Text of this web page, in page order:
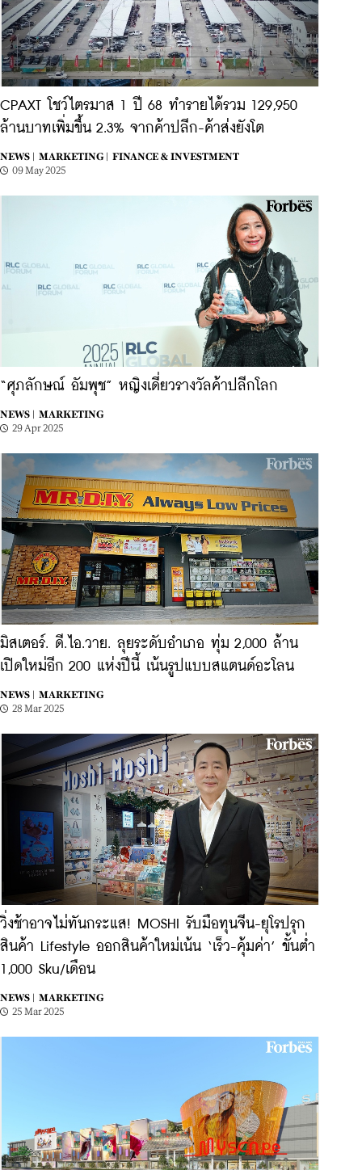
CPAXT โชว์ไตรมาส 1 ปี 68 ทำรายได้รวม 129,950
ล้านบาทเพิ่มขึ้น 2.3% จากค้าปลีก-ค้าส่งยังโต
NEWS | MARKETING |
FINANCE & INVESTMENT
09 May 2025
“ศุภลักษณ์ อัมพุช” หญิงเดี่ยวรางวัลค้าปลีกโลก
NEWS |
MARKETING
29 Apr 2025
มิสเตอร์. ดี.ไอ.วาย. ลุยระดับอำเภอ ทุ่ม 2,000 ล้าน
เปิดใหม่อีก 200 แห่งปีนี้ เน้นรูปแบบสแตนด์อะโลน
NEWS |
MARKETING
28 Mar 2025
วิ่งช้าอาจไม่ทันกระแส! MOSHI รับมือทุนจีน-ยุโรปรุก
สินค้า Lifestyle ออกสินค้าใหม่เน้น ‘เร็ว-คุ้มค่า’ ขั้นต่ำ
1,000 Sku/เดือน
NEWS |
MARKETING
25 Mar 2025